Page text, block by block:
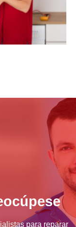
para reparar